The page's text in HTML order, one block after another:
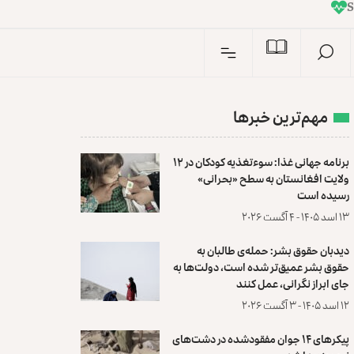
n
I
مهم‌ترین خبرها
برنامه جهانی غذا: سوءتغذیه کودکان در ۱۲
ولایت افغانستان به سطح «بحرانی»
رسیده است
۱۳ اسد ۱۴۰۵ - ۴ آگست ۲۰۲۶
دیدبان حقوق بشر: حمله‌ی طالبان به
حقوق بشر عمیق‌تر شده است، دولت‌ها به
جای ابراز نگرانی، عمل کنند
۱۲ اسد ۱۴۰۵ - ۳ آگست ۲۰۲۶
پیکرهای ۱۴ جوان مفقودشده در دشت‌های